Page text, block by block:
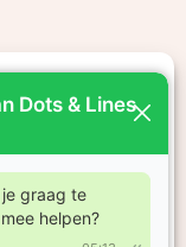
om
te
site met onze
kunnen
ze heeft